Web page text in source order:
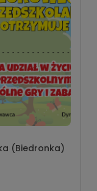
(Biedronka)